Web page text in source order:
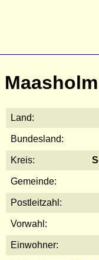
Maasholm
Land:
Bundesland:
Kreis:
Gemeinde:
Postleitzahl:
Vorwahl:
Einwohner: